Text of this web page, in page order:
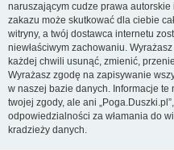
naruszającym cudze prawa
zakazu może skutkować dla ciebie
witryny, a twój dostawca internetu
niewłaściwym zachowaniu.
każdej chwili usunąć, zmienić,
Wyrażasz zgodę na zapisywanie
w naszej bazie danych. Informacje
twojej zgody, ale ani
odpowiedzialności za włamania do
kradzieży danych.